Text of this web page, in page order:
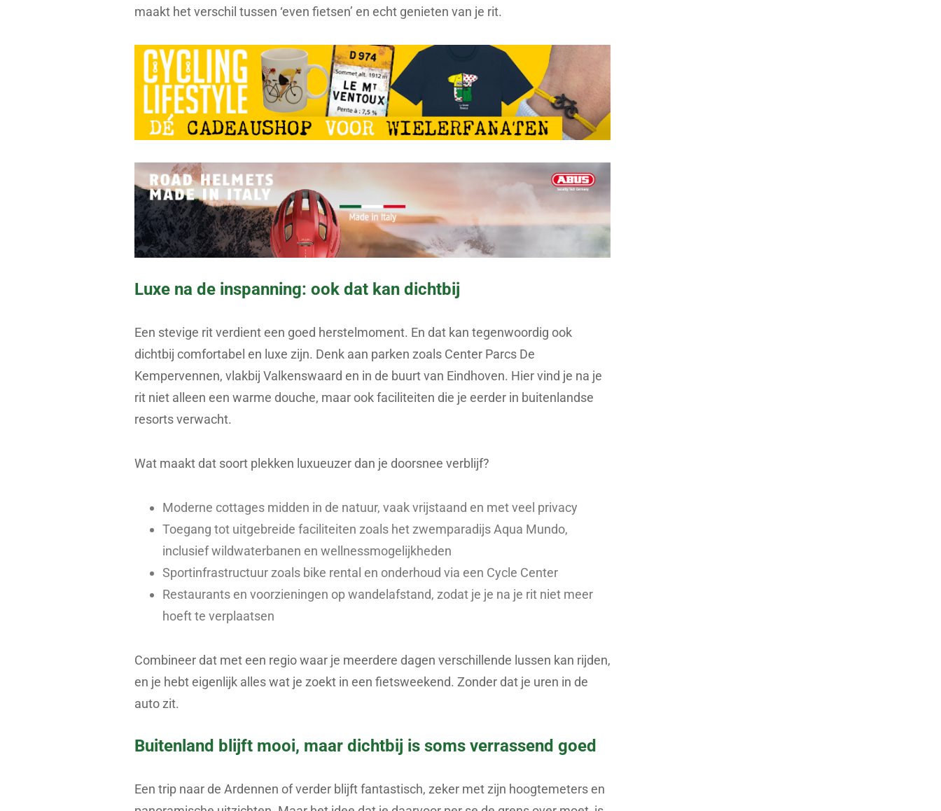
maakt het verschil tussen ‘even fietsen’ en echt genieten van je rit.
Luxe na de inspanning: ook dat kan dichtbij
Een stevige rit verdient een goed herstelmoment. En dat kan tegenwoordig ook
dichtbij comfortabel en luxe zijn. Denk aan parken zoals Center Parcs De
Kempervennen, vlakbij Valkenswaard en in de buurt van Eindhoven. Hier vind je na je
rit niet alleen een warme douche, maar ook faciliteiten die je eerder in buitenlandse
resorts verwacht.
Wat maakt dat soort plekken luxueuzer dan je doorsnee verblijf?
Moderne cottages midden in de natuur, vaak vrijstaand en met veel privacy
Toegang tot uitgebreide faciliteiten zoals het zwemparadijs Aqua Mundo,
inclusief wildwaterbanen en wellnessmogelijkheden
Sportinfrastructuur zoals bike rental en onderhoud via een Cycle Center
Restaurants en voorzieningen op wandelafstand, zodat je je na je rit niet meer
hoeft te verplaatsen
Combineer dat met een regio waar je meerdere dagen verschillende lussen kan rijden,
en je hebt eigenlijk alles wat je zoekt in een fietsweekend. Zonder dat je uren in de
auto zit.
Buitenland blijft mooi, maar dichtbij is soms verrassend goed
Een trip naar de Ardennen of verder blijft fantastisch, zeker met zijn hoogtemeters en